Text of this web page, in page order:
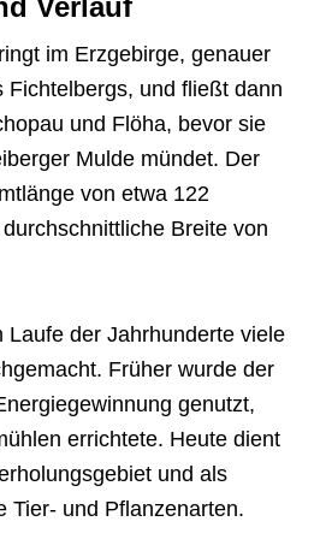
Verlauf
im Erzgebirge, genauer
Fichtelbergs, und fließt dann
und Flöha, bevor sie
Mulde mündet. Der
von etwa 122
Breite von
Laufe der Jahrhunderte viele
Früher wurde der
genutzt,
errichtete. Heute dient
und als
Tier- und Pflanzenarten.